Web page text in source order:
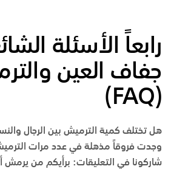
رابعاً الأسئلة
جفاف العين
(
FAQ
)
هل تختلف كمية الترميش بين الرجال
وجدت فروقاً مذهلة في عدد مرات
شاركونا في التعليقات: برأيكم من يرمش